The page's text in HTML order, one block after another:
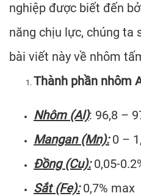
nghiệp được biết đến
năng chịu lực, chúng ta
bài viết này về nhôm
Thành phần nhôm
Nhôm (Al): 96,8 –
Mangan (Mn):0 –
Đồng (Cu):0,05-
Sắt (Fe):0,7% max